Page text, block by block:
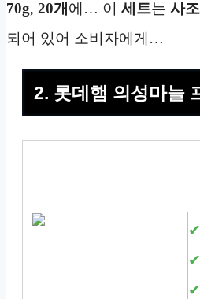
70g, 20개 에… 이 세트는 사조
되어 있어 소비자에게…
2. 롯데햄 의성마늘